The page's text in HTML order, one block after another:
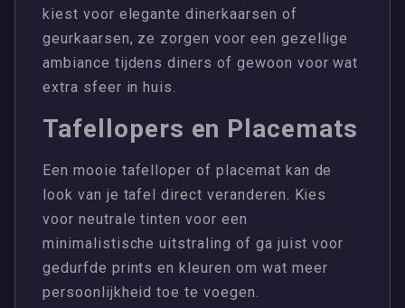
kiest voor elegante dinerkaarsen of
geurkaarsen, ze zorgen voor een gezellige
ambiance tijdens diners of gewoon voor wat
extra sfeer in huis.
Tafellopers en Placemats
Een mooie tafelloper of placemat kan de
look van je tafel direct veranderen. Kies
voor neutrale tinten voor een
minimalistische uitstraling of ga juist voor
gedurfde prints en kleuren om wat meer
persoonlijkheid toe te voegen.